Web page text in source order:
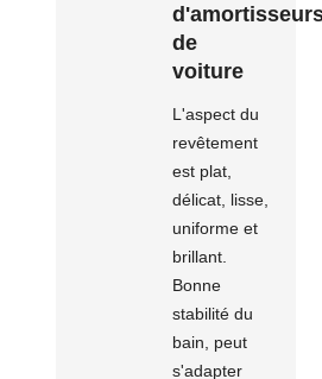
de
voiture
L'aspect du
revêtement
est plat,
délicat, lisse,
uniforme et
brillant.
Bonne
stabilité du
bain, peut
s'adapter